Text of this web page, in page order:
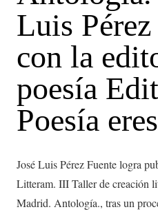
Luis
con la
poesía
Poesía
José Luis Pérez Fuente logra
Litteram. III Taller de creación
Madrid. Antología., tras un